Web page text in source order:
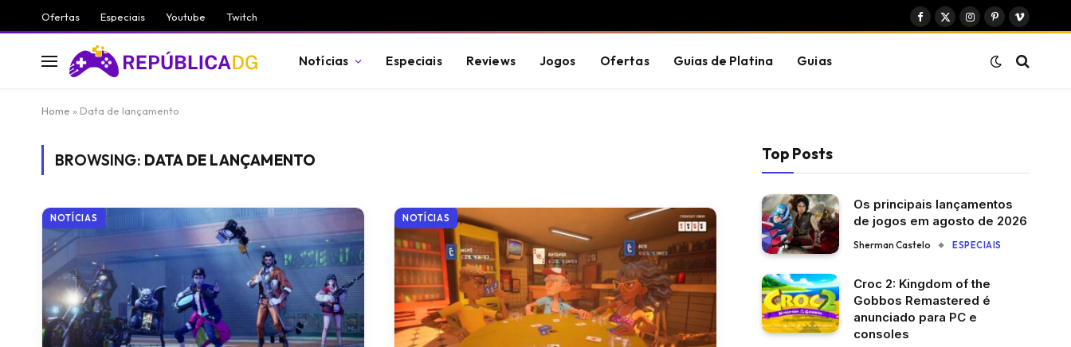
Ofertas Especiais Youtube Twitch
Facebook
X
Instagram
PinterestVimeo
Notícias Especiais Reviews Jogos Ofertas Guias de Platina Guias
Home » Data de lançamento
BROWSING: DATA DE LANÇAMENTO
NOTÍCIAS NOTÍCIAS
Top Posts
Os principais lançamentos
de jogos em agosto de 2026
Sherman Castelo ESPECIAIS
Croc 2: Kingdom of the
Gobbos Remastered é
anunciado para PC e
consoles